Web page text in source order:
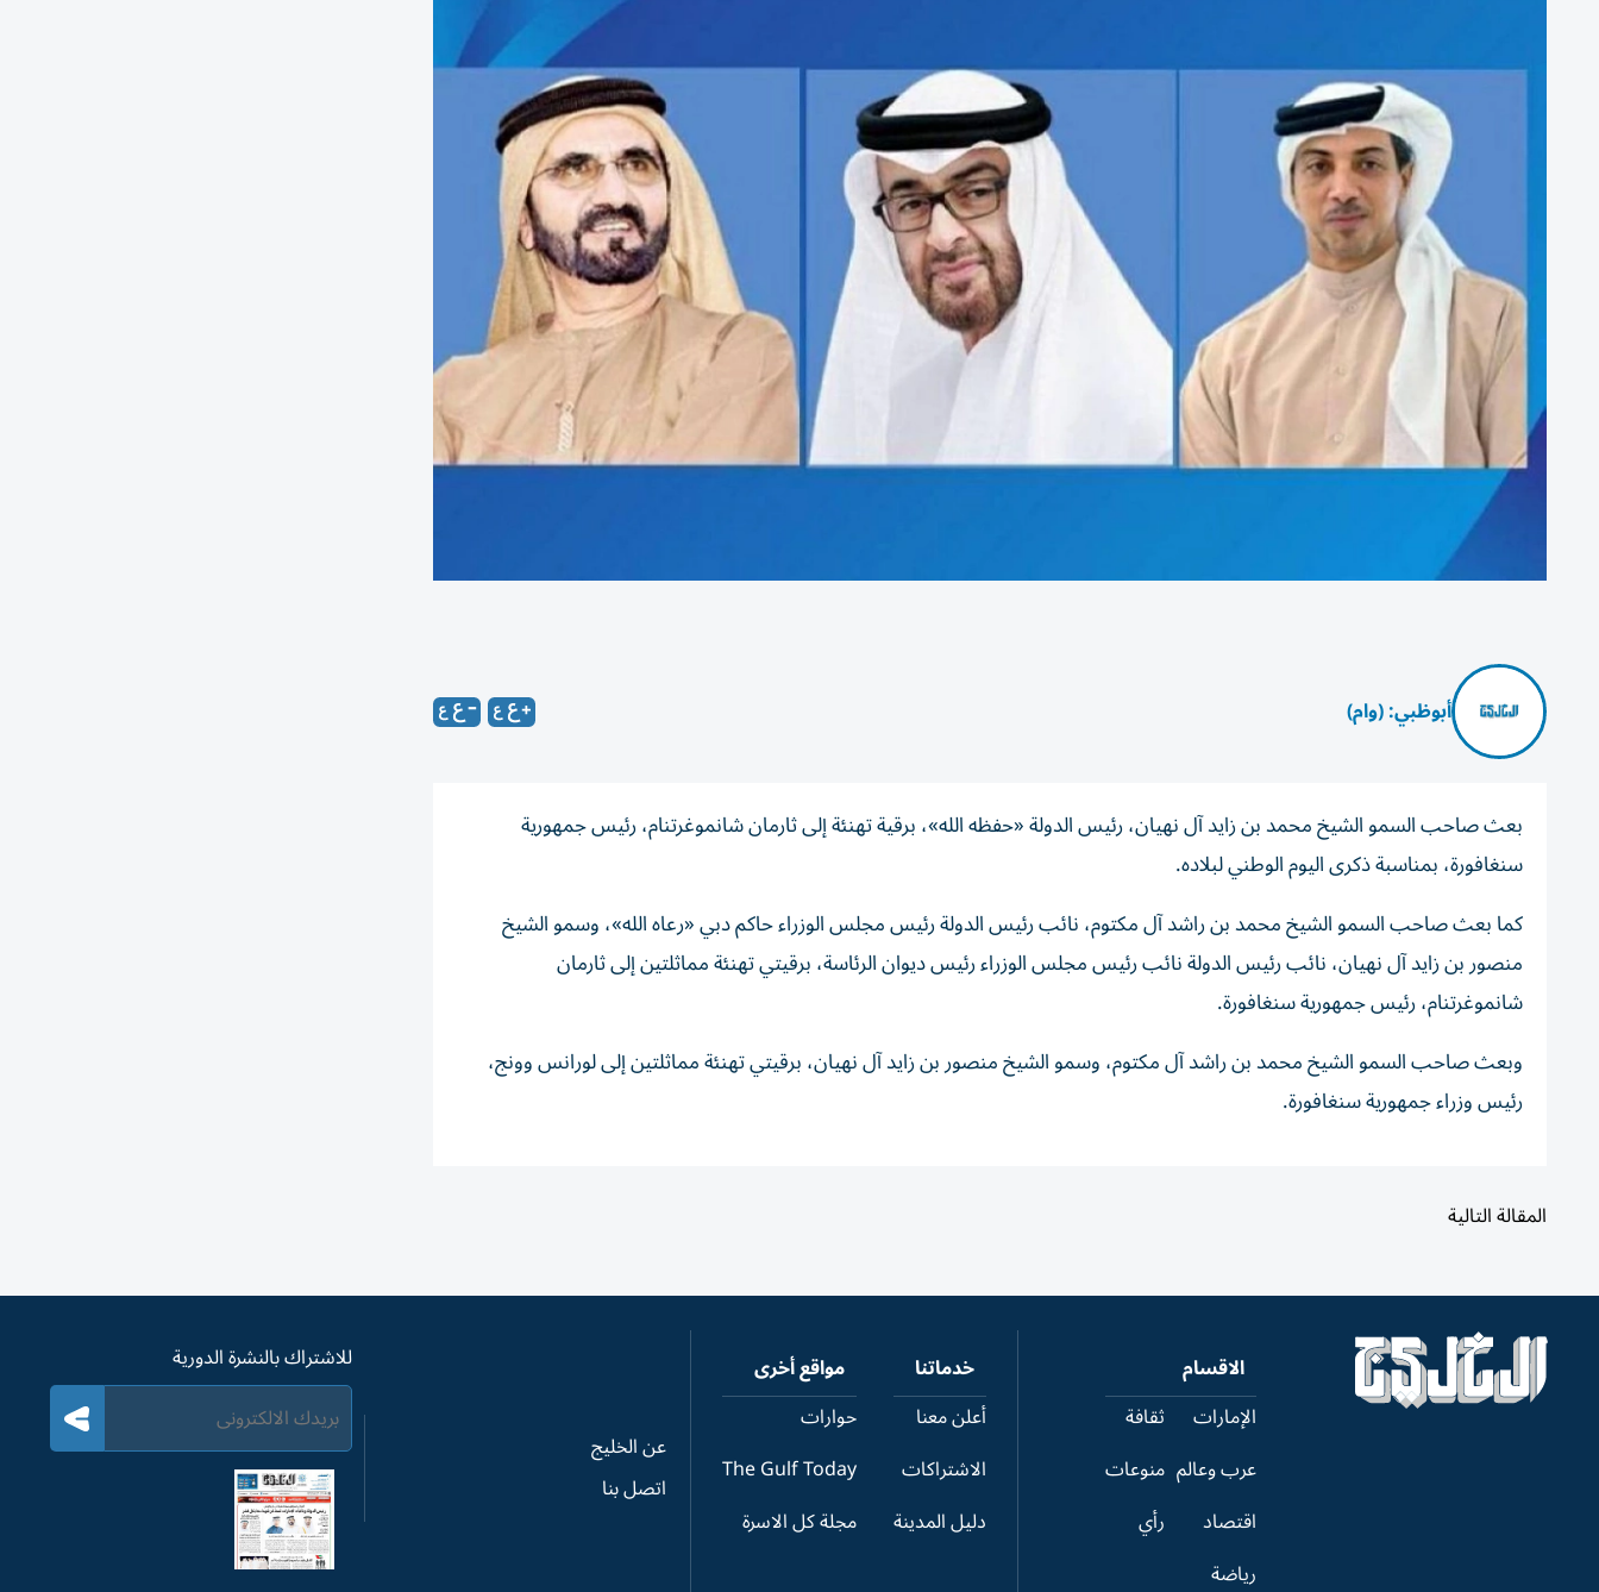
أبوظبي: (وام)
بعث صاحب السمو الشيخ محمد بن زايد آل نهيان، رئيس الدولة «حفظه الله»، برقية تهنئة إلى ثارمان شانموغرتنام، رئيس جمهورية
سنغافورة، بمناسبة ذكرى اليوم الوطني لبلاده.
كما بعث صاحب السمو الشيخ محمد بن راشد آل مكتوم، نائب رئيس الدولة رئيس مجلس الوزراء حاكم دبي «رعاه الله»، وسمو الشيخ
منصور بن زايد آل نهيان، نائب رئيس الدولة نائب رئيس مجلس الوزراء رئيس ديوان الرئاسة، برقيتي تهنئة مماثلتين إلى ثارمان
شانموغرتنام، رئيس جمهورية سنغافورة.
وبعث صاحب السمو الشيخ محمد بن راشد آل مكتوم، وسمو الشيخ منصور بن زايد آل نهيان، برقيتي تهنئة مماثلتين إلى لورانس وونج،
رئيس وزراء جمهورية سنغافورة.
المقالة التالية
الاقسام
الإمارات
عرب وعالم
اقتصاد
رياضة
ثقافة
منوعات
رأي
خدماتنا
أعلن معنا
الاشتراكات
دليل المدينة
مواقع أخرى
حوارات
The Gulf Today
مجلة كل الاسرة
عن الخليج
اتصل بنا
للاشتراك بالنشرة الدورية